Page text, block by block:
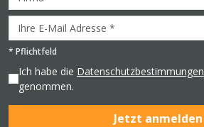
* Pflichtfeld
Ich habe die Datenschutzbestimmungen
genommen.
Jetzt anmelden